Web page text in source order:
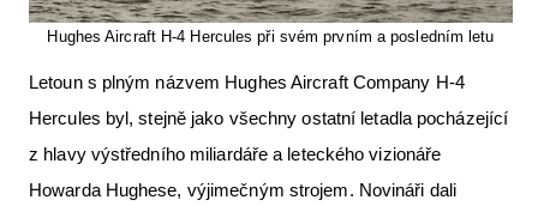
Hughes Aircraft H-4 Hercules při svém prvním a posledním letu
Letoun s plným názvem Hughes Aircraft Company H-4
Hercules byl, stejně jako všechny ostatní letadla pocházející
z hlavy výstředního miliardáře a leteckého vizionáře
Howarda Hughese, výjimečným strojem. Novináři dali